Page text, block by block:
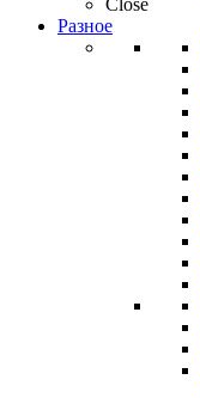
Close
Разное